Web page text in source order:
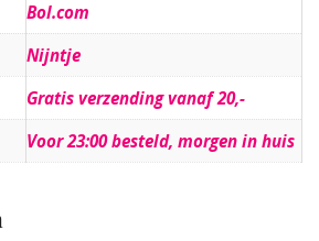
Bol.com
Nijntje
Gratis verzending vanaf 20,-
Voor 23:00 besteld, morgen in huis